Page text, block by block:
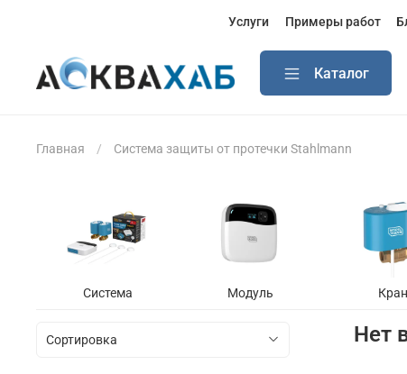
Услуги Примеры работ
Каталог
Главная Система защиты от протечки Stahlmann
Система Модуль Кран
Нет